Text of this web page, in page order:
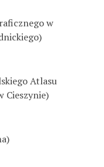
w
Atlasu
Cieszynie)